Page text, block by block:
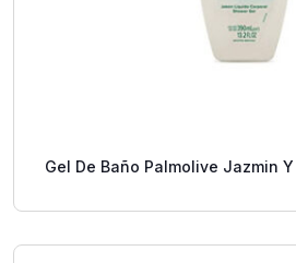
Gel De Baño Palmolive Jazmin